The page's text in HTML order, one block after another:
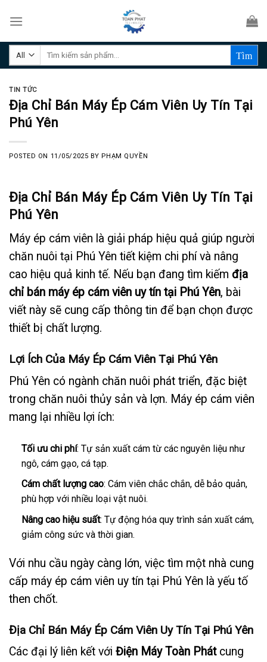
Tìm
TIN TỨC
Địa Chỉ Bán Máy Ép Cám Viên Uy Tín Tại
Phú Yên
POSTED ON 11/05/2025 BYPHẠM QUYỀN
Địa Chỉ Bán Máy Ép Cám Viên Uy Tín Tại
Phú Yên
Máy ép cám viên là giải pháp hiệu quả giúp người
chăn nuôi tại Phú Yên tiết kiệm chi phí và nâng
cao hiệu quả kinh tế. Nếu bạn đang tìm kiếm địa
chỉ bán máy ép cám viên uy tín tại Phú Yên, bài
viết này sẽ cung cấp thông tin để bạn chọn được
thiết bị chất lượng.
Lợi Ích Của Máy Ép Cám Viên Tại Phú Yên
Phú Yên có ngành chăn nuôi phát triển, đặc biệt
trong chăn nuôi thủy sản và lợn. Máy ép cám viên
mang lại nhiều lợi ích:
Tối ưu chi phí: Tự sản xuất cám từ các nguyên liệu như
ngô, cám gạo, cá tạp.
Cám chất lượng cao: Cám viên chắc chắn, dễ bảo quản,
phù hợp với nhiều loại vật nuôi.
Nâng cao hiệu suất: Tự động hóa quy trình sản xuất cám,
giảm công sức và thời gian.
Với nhu cầu ngày càng lớn, việc tìm một nhà cung
cấp máy ép cám viên uy tín tại Phú Yên là yếu tố
then chốt.
Địa Chỉ Bán Máy Ép Cám Viên Uy Tín Tại Phú Yên
Các đại lý liên kết với Điện Máy Toàn Phátcung